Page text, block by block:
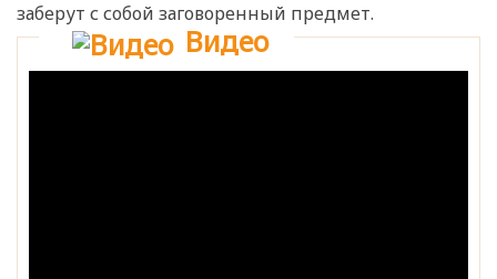
заберут с собой заговоренный предмет.
Видео